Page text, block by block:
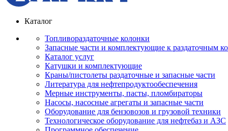
Каталог
Топливораздаточные колонки
Запасные части и комплектующие к раздаточным
Каталог услуг
Катушки и комплектующие
Краны/пистолеты раздаточные и запасные части
Литература для нефтепродуктообеспечения
Мерные инструменты, пасты, пломбираторы
Насосы, насосные агрегаты и запасные части
Оборудование для бензовозов и грузовой техники
Технологическое оборудование для нефтебаз и АЗС